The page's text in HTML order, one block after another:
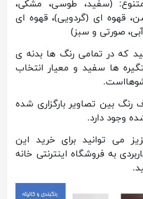
(سفید، طوسی، مشکی،
قهوه ای (گردویی)، قهوه ای
صورتی و سبز)
که در تمامی رنگ ها بدنه ی
ها سفید و معیار انتخاب
رنگ بین تصاویر بارگزاری شده
وجود دارد.
می توانید برای خرید این
به فروشگاه اینترنتی خانه